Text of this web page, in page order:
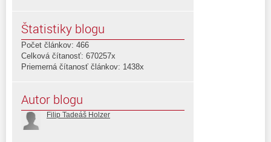
Štatistiky blogu
Počet článkov: 466
Celková čítanosť: 670257x
Priemerná čítanosť článkov: 1438x
Autor blogu
Filip Tadeáš Holzer